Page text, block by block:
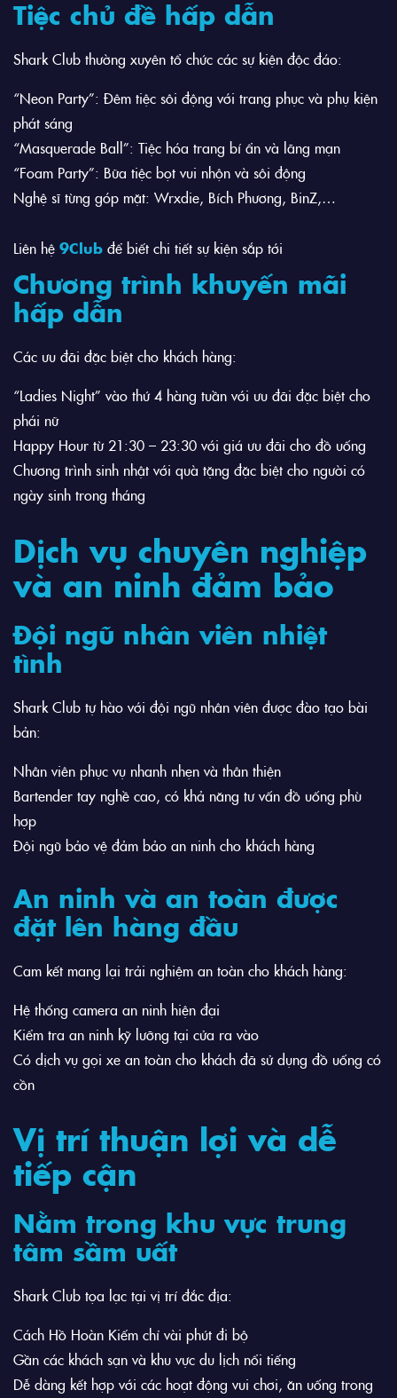
Tiệc chủ đề hấp dẫn
Shark Club thường xuyên tổ chức các sự kiện độc đáo:
“Neon Party”: Đêm tiệc sôi động với trang phục và phụ kiện
phát sáng
“Masquerade Ball”: Tiệc hóa trang bí ẩn và lãng mạn
“Foam Party”: Bữa tiệc bọt vui nhộn và sôi động
Nghệ sĩ từng góp mặt: Wrxdie, Bích Phương, BinZ,…
Liên hệ 9Club để biết chi tiết sự kiện sắp tới
Chương trình khuyến mãi
hấp dẫn
Các ưu đãi đặc biệt cho khách hàng:
“Ladies Night” vào thứ 4 hàng tuần với ưu đãi đặc biệt cho
phái nữ
Happy Hour từ 21:30 – 23:30 với giá ưu đãi cho đồ uống
Chương trình sinh nhật với quà tặng đặc biệt cho người có
ngày sinh trong tháng
Dịch vụ chuyên nghiệp
và an ninh đảm bảo
Đội ngũ nhân viên nhiệt
tình
Shark Club tự hào với đội ngũ nhân viên được đào tạo bài
bản:
Nhân viên phục vụ nhanh nhẹn và thân thiện
Bartender tay nghề cao, có khả năng tư vấn đồ uống phù
hợp
Đội ngũ bảo vệ đảm bảo an ninh cho khách hàng
An ninh và an toàn được
đặt lên hàng đầu
Cam kết mang lại trải nghiệm an toàn cho khách hàng:
Hệ thống camera an ninh hiện đại
Kiểm tra an ninh kỹ lưỡng tại cửa ra vào
Có dịch vụ gọi xe an toàn cho khách đã sử dụng đồ uống có
cồn
Vị trí thuận lợi và dễ
tiếp cận
Nằm trong khu vực trung
tâm sầm uất
Shark Club tọa lạc tại vị trí đắc địa:
Cách Hồ Hoàn Kiếm chỉ vài phút đi bộ
Gần các khách sạn và khu vực du lịch nổi tiếng
Dễ dàng kết hợp với các hoạt động vui chơi, ăn uống trong